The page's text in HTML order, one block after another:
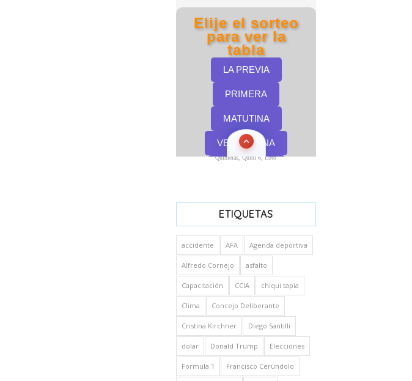
Quinielas, Quini 6, Loto
ETIQUETAS
accidente AFA Agenda deportiva
Alfredo Cornejo asfalto
Capacitación CCIA chiqui tapia
Clima Concejo Deliberante
Cristina Kirchner Diego Santilli
dolar Donald Trump Elecciones
Formula 1 Francisco Cerúndolo